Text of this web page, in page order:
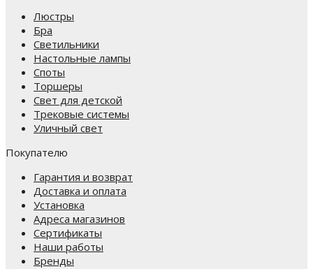
Люстры
Бра
Светильники
Настольные лампы
Споты
Торшеры
Свет для детской
Трековые системы
Уличный свет
Покупателю
Гарантия и возврат
Доставка и оплата
Установка
Адреса магазинов
Сертификаты
Наши работы
Бренды